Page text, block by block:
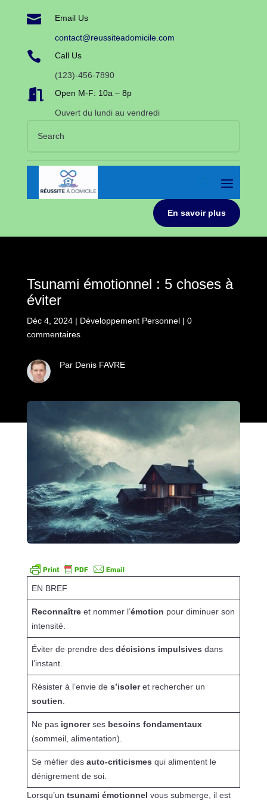
 Email Us
contact@reussiteadomicile.com
 Call Us
(123)-456-7890
 Open M-F: 10a – 8p
Ouvert du lundi au vendredi
En savoir plus
Tsunami émotionnel : 5 choses à
éviter
Déc 4, 2024| Développement Personnel| 0
commentaires
Par Denis FAVRE
EN BREF
Reconnaîtreet nommer l’émotion pour diminuer son
intensité.
Éviter de prendre des décisions impulsives dans
l’instant.
Résister à l’envie de s’isoleret rechercher un
soutien
Ne pas ignorerses besoins fondamentaux
(sommeil, alimentation).
Se méfier des auto-criticismes qui alimentent le
dénigrement de soi.
Lorsqu’un tsunami émotionnel vous submerge, il est